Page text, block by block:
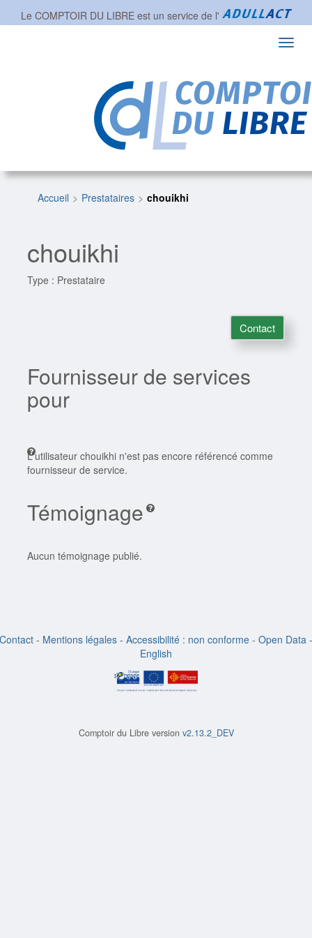
Le COMPTOIR DU LIBRE est un service de l'
Accueil Prestataires chouikhi
chouikhi
Type : Prestataire
Contact
Fournisseur de services
pour
L'utilisateur chouikhi n'est pas encore référencé comme
fournisseur de service.
Témoignage
Aucun témoignage publié.
Contact - Mentions légales - Accessibilité : non conforme - Open Data -
English
Comptoir du Libre version v2.13.2_DEV